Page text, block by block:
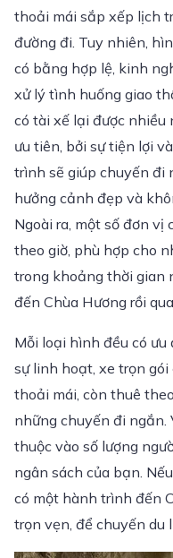
thoải mái sắp xếp lịch
đường đi. Tuy nhiên,
có bằng hợp lệ, kinh
xử lý tình huống giao
có tài xế lại được nhiều
ưu tiên, bởi sự tiện lợi
trình sẽ giúp chuyến đi
hưởng cảnh đẹp và
Ngoài ra, một số đơn vị
theo giờ, phù hợp cho
trong khoảng thời gian
đến Chùa Hương rồi
Mỗi loại hình đều có ưu
sự linh hoạt, xe trọn
thoải mái, còn thuê
những chuyến đi ngắn.
thuộc vào số lượng
ngân sách của bạn.
có một hành trình đến
trọn vẹn, để chuyến